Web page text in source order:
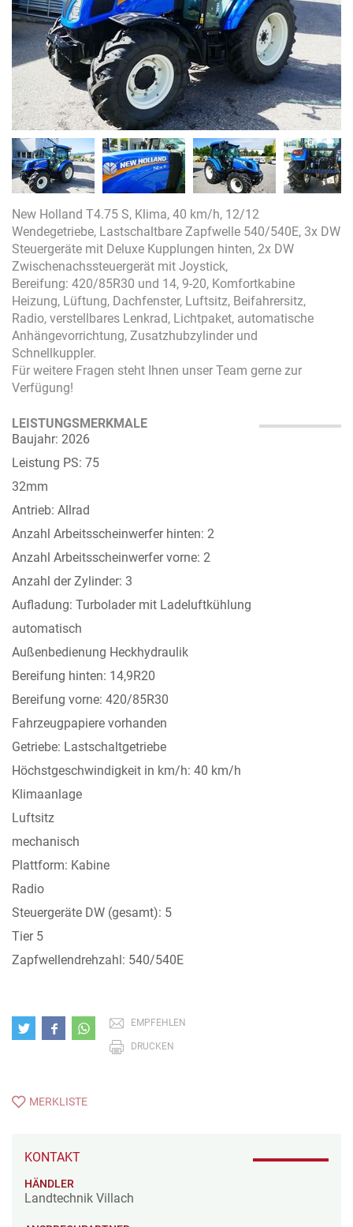
New Holland T4.75 S, Klima, 40 km/h, 12/12
Wendegetriebe, Lastschaltbare Zapfwelle 540/540E, 3x DW
Steuergeräte mit Deluxe Kupplungen hinten, 2x DW
Zwischenachssteuergerät mit Joystick,
Bereifung: 420/85R30 und 14, 9-20, Komfortkabine
Heizung, Lüftung, Dachfenster, Luftsitz, Beifahrersitz,
Radio, verstellbares Lenkrad, Lichtpaket, automatische
Anhängevorrichtung, Zusatzhubzylinder und
Schnellkuppler.
Für weitere Fragen steht Ihnen unser Team gerne zur
Verfügung!
LEISTUNGSMERKMALE
Baujahr: 2026
Leistung PS: 75
32mm
Antrieb: Allrad
Anzahl Arbeitsscheinwerfer hinten: 2
Anzahl Arbeitsscheinwerfer vorne: 2
Anzahl der Zylinder: 3
Aufladung: Turbolader mit Ladeluftkühlung
automatisch
Außenbedienung Heckhydraulik
Bereifung hinten: 14,9R20
Bereifung vorne: 420/85R30
Fahrzeugpapiere vorhanden
Getriebe: Lastschaltgetriebe
Höchstgeschwindigkeit in km/h: 40 km/h
Klimaanlage
Luftsitz
mechanisch
Plattform: Kabine
Radio
Steuergeräte DW (gesamt): 5
Tier 5
Zapfwellendrehzahl: 540/540E
EMPFEHLEN
DRUCKEN
MERKLISTE
KONTAKT
HÄNDLER
Landtechnik Villach